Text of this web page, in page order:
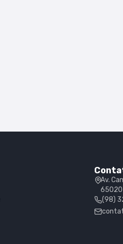
Av.
(98)